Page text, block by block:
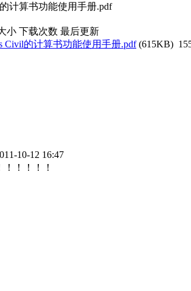
计算书功能使用手册.pdf
小 下载次数 最后更新
Civil的计算书功能使用手册.pdf(615KB)
10-12 16:47
！！！！